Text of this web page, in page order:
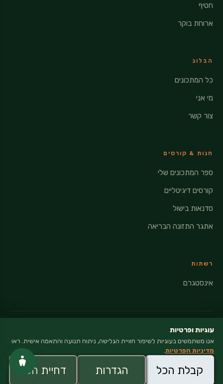
חטיף
ארוחת בוקר
הבלוג
כל המתכונים
מי אני
צור קשר
חנות & קורסים
ספר המתכונים שלי
קורסים דיגיטליים
סדנאות בישול
אתגר התזונה הבריאה
רשתות
אינסטגרם
© 2026 VEGANATI · כל הזכויות שמורות
עוגיות ופרטיות
אנו משתמשים בעוגיות לשיפור חוויית הגלישה, ניתוח תנועה והתאמה אישית. ראו
מדיניות הפרטיות.
קבלת הכל הגדרות דחיית הכל